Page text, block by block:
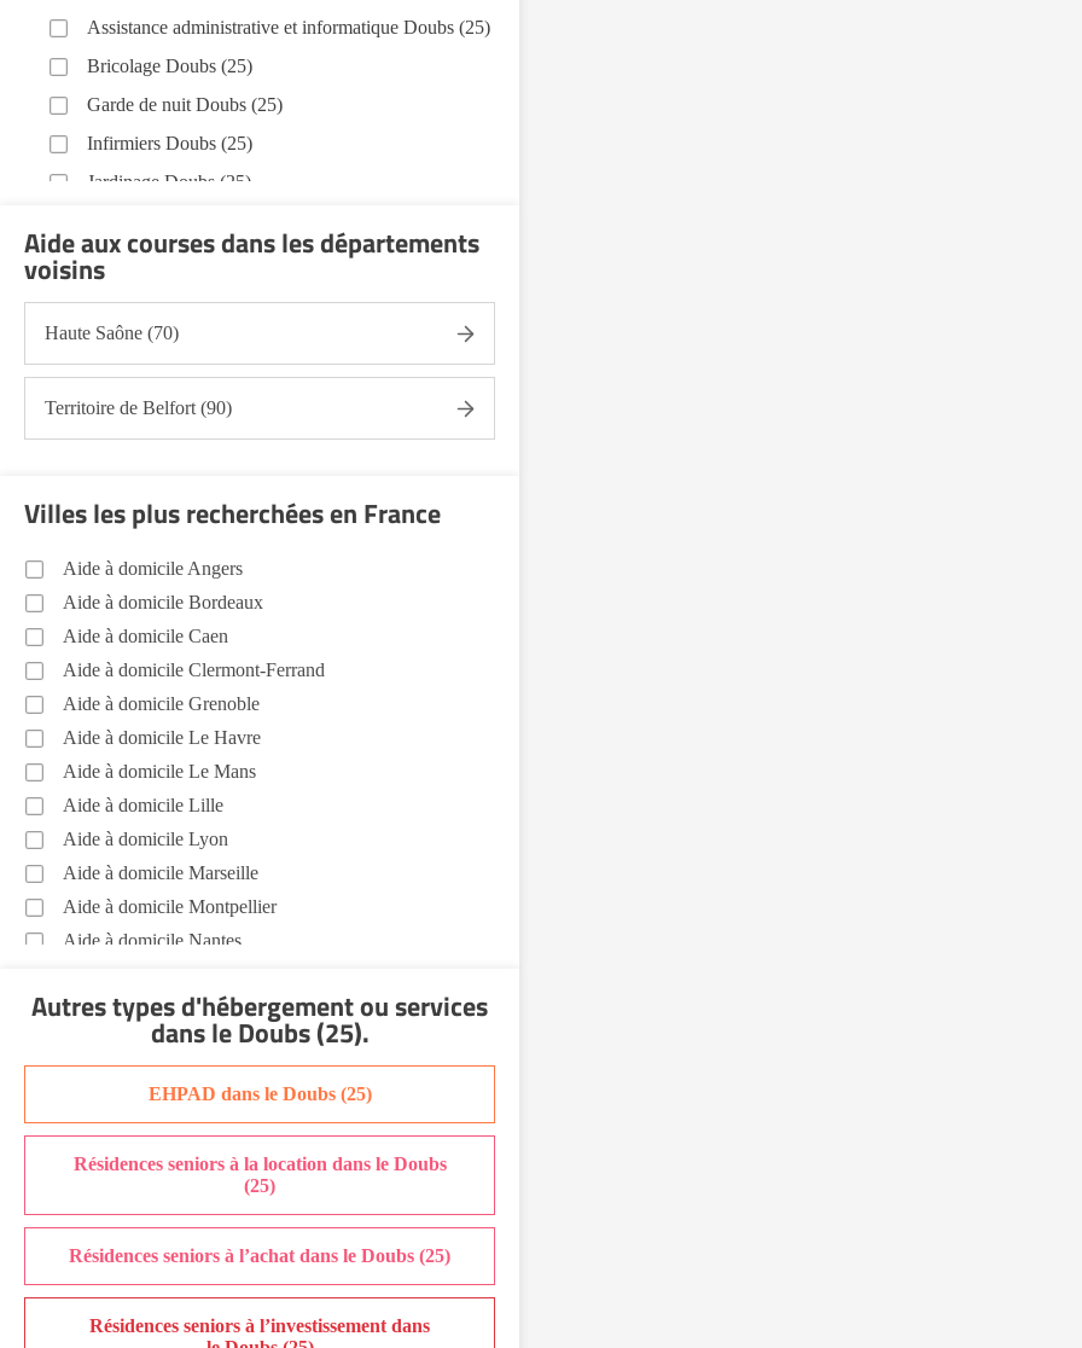
Assistance administrative et informatique Doubs (25)
Bricolage Doubs (25)
Garde de nuit Doubs (25)
Infirmiers Doubs (25)
Jardinage Doubs (25)
Entretien du cadre de vie, ménage, repassage, gestion
du linge Doubs (25)
Sorties (promenades, rendez-vous médicaux...)
Voir toutes les aides à domicile dans le Doubs (25)
Aide aux courses dans les départements
voisins
Haute Saône (70)
Territoire de Belfort (90)
Villes les plus recherchées en France
Aide à domicile Angers
Aide à domicile Bordeaux
Aide à domicile Caen
Aide à domicile Clermont-Ferrand
Aide à domicile Grenoble
Aide à domicile Le Havre
Aide à domicile Le Mans
Aide à domicile Lille
Aide à domicile Lyon
Aide à domicile Marseille
Aide à domicile Montpellier
Aide à domicile Nantes
Aide à domicile Nîmes
Aide à domicile Orléans
Aide à domicile Rennes
Aide à domicile Saint-Etienne
Aide à domicile Toulouse
Recherche par ville
Autres types d'hébergement ou services
dans le Doubs (25).
EHPAD dans le Doubs (25)
Résidences seniors à la location dans le Doubs
(25)
Résidences seniors à l’achat dans le Doubs (25)
Résidences seniors à l’investissement dans